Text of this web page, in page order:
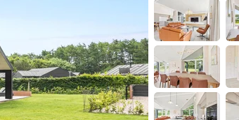
i Søndervig
Sommerhuse i Lodbjerg
Sommerhuse i Nr.
Sommerhuse på Rømø
Sommerhuse i Søndervig